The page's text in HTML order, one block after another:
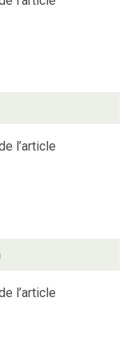
l’article
l’article